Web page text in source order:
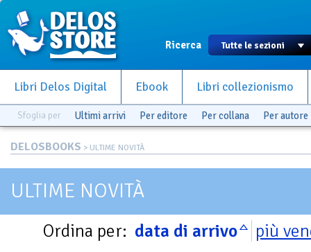
Ricerca
Libri Delos Digital Ebook Libri collezionismo
Sfoglia per Ultimi arrivi Per editore Per collana Per autore
DELOSBOOKS > ULTIME NOVITÀ
ULTIME NOVITÀ
Ordina per: data di arrivo più